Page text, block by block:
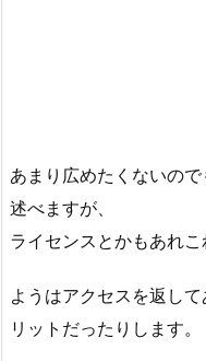
あまり広めたくないの
述べますが、
ライセンスとかもあれこ
ようはアクセスを返し
リットだったりします。